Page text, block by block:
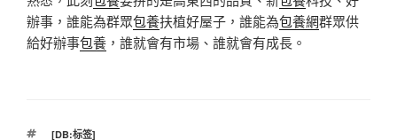
辦事，誰能為群眾包養扶植好屋子，誰能為包養網群眾供
給好辦事包養 ，誰就會有市場、誰就會有成長。
標
[DB:标签]